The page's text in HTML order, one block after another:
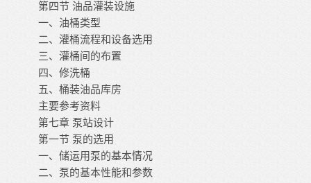
第四节 油品灌装设施
一、油桶类型
二、灌桶流程和设备选用
三、灌桶间的布置
四、修洗桶
五、桶装油品库房
主要参考资料
第七章 泵站设计
第一节 泵的选用
一、储运用泵的基本情况
二、泵的基本性能和参数